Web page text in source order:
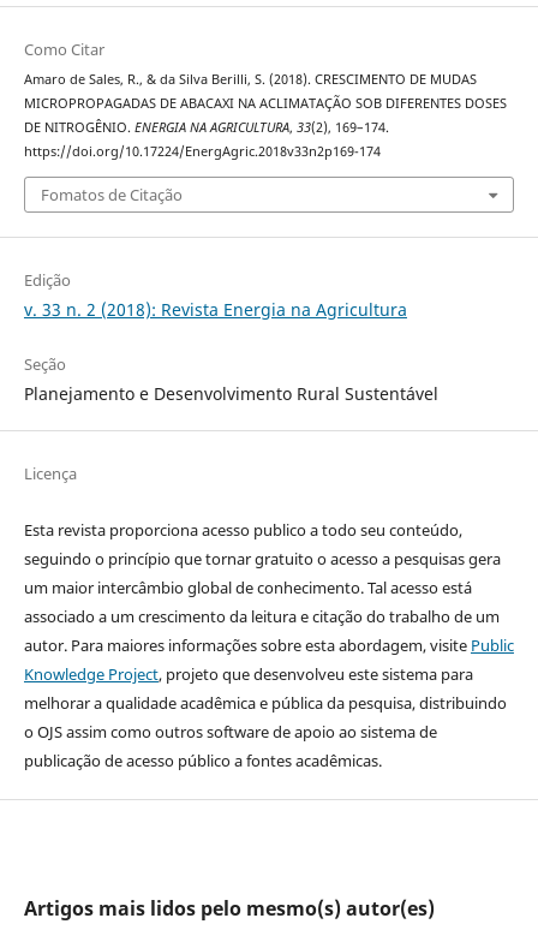
Como Citar
Amaro de Sales, R., & da Silva Berilli, S. (2018). CRESCIMENTO DE MUDAS
MICROPROPAGADAS DE ABACAXI NA ACLIMATAÇÃO SOB DIFERENTES DOSES
DE NITROGÊNIO. ENERGIA NA AGRICULTURA, 33(2), 169–174.
https://doi.org/10.17224/EnergAgric.2018v33n2p169-174
Fomatos de Citação
Edição
v. 33 n. 2 (2018): Revista Energia na Agricultura
Seção
Planejamento e Desenvolvimento Rural Sustentável
Licença
Esta revista proporciona acesso publico a todo seu conteúdo,
seguindo o princípio que tornar gratuito o acesso a pesquisas gera
um maior intercâmbio global de conhecimento. Tal acesso está
associado a um crescimento da leitura e citação do trabalho de um
autor. Para maiores informações sobre esta abordagem, visite Public
Knowledge Project, projeto que desenvolveu este sistema para
melhorar a qualidade acadêmica e pública da pesquisa, distribuindo
o OJS assim como outros software de apoio ao sistema de
publicação de acesso público a fontes acadêmicas.
Artigos mais lidos pelo mesmo(s) autor(es)